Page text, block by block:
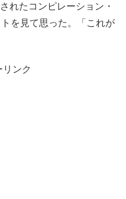
れたコンピレーション・
を見て思った。「これが
リンク